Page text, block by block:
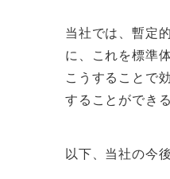
当社では、暫定
に、これを標準
こうすることで
することができ
以下、当社の今